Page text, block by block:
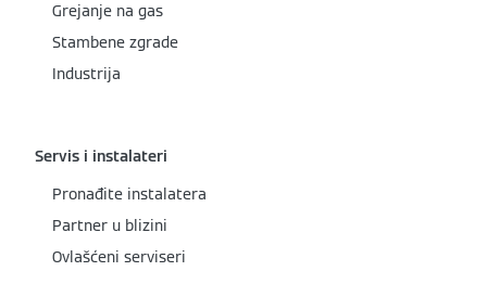
Grejanje na gas
Stambene zgrade
Industrija
Servis i instalateri
Pronađite instalatera
Partner u blizini
Ovlašćeni serviseri